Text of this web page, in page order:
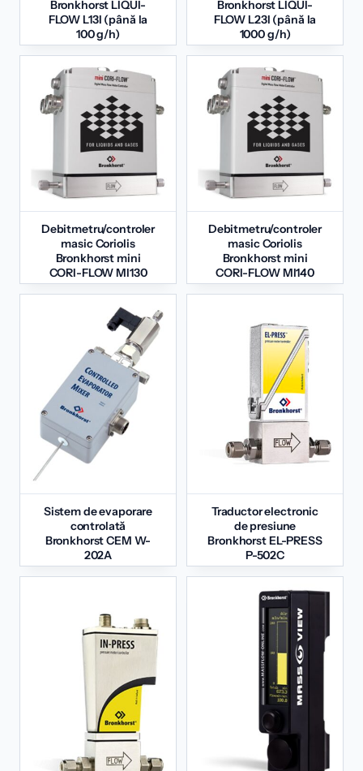
Bronkhorst LIQUI-
FLOW L13I (până la
100 g/h)
Bronkhorst LIQUI-
FLOW L23I (până la
1000 g/h)
Debitmetru/controler
masic Coriolis
Bronkhorst mini
CORI-FLOW MI130
Debitmetru/controler
masic Coriolis
Bronkhorst mini
CORI-FLOW MI140
Sistem de evaporare
controlată
Bronkhorst CEM W-
202A
Traductor electronic
de presiune
Bronkhorst EL-PRESS
P-502C